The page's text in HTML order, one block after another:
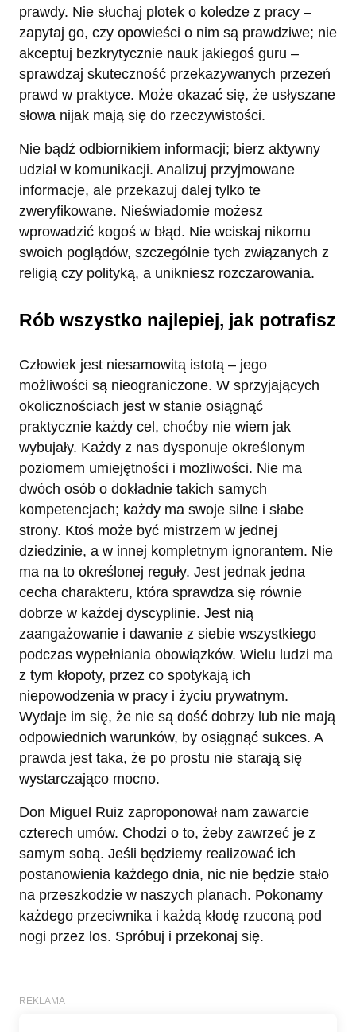
prawdy. Nie słuchaj plotek o koledze z pracy –
zapytaj go, czy opowieści o nim są prawdziwe; nie
akceptuj bezkrytycznie nauk jakiegoś guru –
sprawdzaj skuteczność przekazywanych przezeń
prawd w praktyce. Może okazać się, że usłyszane
słowa nijak mają się do rzeczywistości.
Nie bądź odbiornikiem informacji; bierz aktywny
udział w komunikacji. Analizuj przyjmowane
informacje, ale przekazuj dalej tylko te
zweryfikowane. Nieświadomie możesz
wprowadzić kogoś w błąd. Nie wciskaj nikomu
swoich poglądów, szczególnie tych związanych z
religią czy polityką, a unikniesz rozczarowania.
Rób wszystko najlepiej, jak potrafisz
Człowiek jest niesamowitą istotą – jego
możliwości są nieograniczone. W sprzyjających
okolicznościach jest w stanie osiągnąć
praktycznie każdy cel, choćby nie wiem jak
wybujały. Każdy z nas dysponuje określonym
poziomem umiejętności i możliwości. Nie ma
dwóch osób o dokładnie takich samych
kompetencjach; każdy ma swoje silne i słabe
strony. Ktoś może być mistrzem w jednej
dziedzinie, a w innej kompletnym ignorantem. Nie
ma na to określonej reguły. Jest jednak jedna
cecha charakteru, która sprawdza się równie
dobrze w każdej dyscyplinie. Jest nią
zaangażowanie i dawanie z siebie wszystkiego
podczas wypełniania obowiązków. Wielu ludzi ma
z tym kłopoty, przez co spotykają ich
niepowodzenia w pracy i życiu prywatnym.
Wydaje im się, że nie są dość dobrzy lub nie mają
odpowiednich warunków, by osiągnąć sukces. A
prawda jest taka, że po prostu nie starają się
wystarczająco mocno.
Don Miguel Ruiz zaproponował nam zawarcie
czterech umów. Chodzi o to, żeby zawrzeć je z
samym sobą. Jeśli będziemy realizować ich
postanowienia każdego dnia, nic nie będzie stało
na przeszkodzie w naszych planach. Pokonamy
każdego przeciwnika i każdą kłodę rzuconą pod
nogi przez los. Spróbuj i przekonaj się.